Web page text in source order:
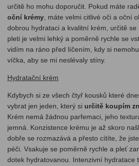
určitě ho mohu doporučit. Pokud máte
oční krémy , máte velmi citlivé oči a oční
dobrou hydrataci a kvalitní krém, určitě se
pleti je velmi lehký a poměrně rychle se
vidím na ráno před líčením, kdy si
víčka, aby se mi neslévaly stíny.
Hydratační krém
Kdybych si ze všech čtyř kousků které
vybrat jen jeden, který si určitě koupím
Krém nemá žádnou parfemaci, jeho
jemná. Konzistence krému je až skoro
dobře se rozmazává a přesto cítíte, že
péči. Vsakuje se poměrně rychle a pleť
dotek hydratovanou. Intenzivní hydratace